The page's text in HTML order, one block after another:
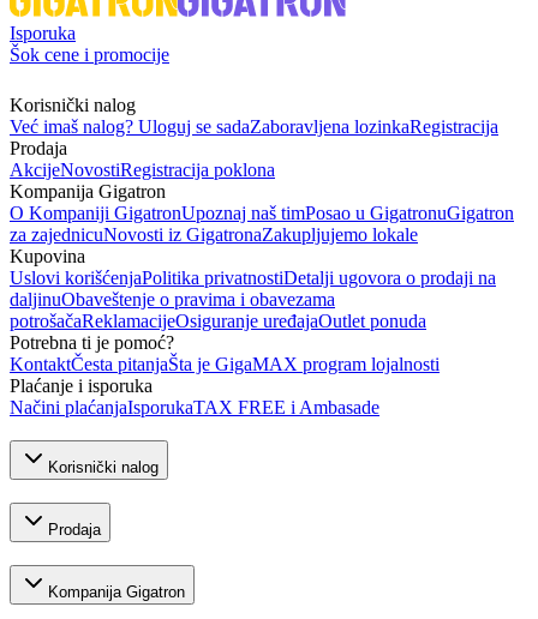
Isporuka
Šok cene i promocije
Korisnički nalog
Već imaš nalog? Uloguj se sadaZaboravljena lozinkaRegistracija
Prodaja
AkcijeNovostiRegistracija poklona
Kompanija Gigatron
O Kompaniji GigatronUpoznaj naš timPosao u GigatronuGigatron
za zajednicuNovosti iz GigatronaZakupljujemo lokale
Kupovina
Uslovi korišćenjaPolitika privatnostiDetalji ugovora o prodaji na
daljinuObaveštenje o pravima i obavezama
potrošačaReklamacijeOsiguranje uređajaOutlet ponuda
Potrebna ti je pomoć?
KontaktČesta pitanjaŠta je GigaMAX program lojalnosti
Plaćanje i isporuka
Načini plaćanjaIsporukaTAX FREE i Ambasade
Korisnički nalog
Prodaja
Kompanija Gigatron